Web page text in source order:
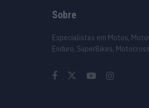
Sobre
Especialistas em Motos,
Enduro, SuperBikes,